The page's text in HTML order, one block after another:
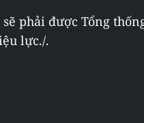
phải được Tổng
lực./.